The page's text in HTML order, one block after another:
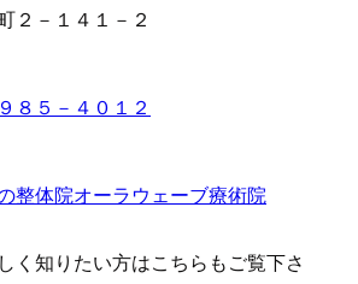
２－１４１－２
８５－４０１２
整体院オーラウェーブ療術院
く知りたい方はこちらもご覧下さ